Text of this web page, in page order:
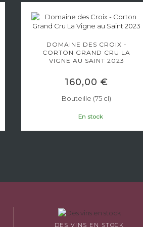
DOMAINE DES CROIX -
CORTON GRAND CRU LA
VIGNE AU SAINT 2023
160,00 €
Bouteille (75 cl)
En stock
DES VINS EN STOCK